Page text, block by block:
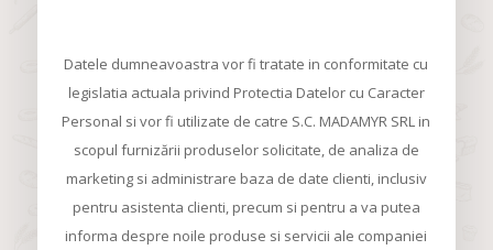
Datele dumneavoastra vor fi tratate in conformitate cu
legislatia actuala privind Protectia Datelor cu Caracter
Personal si vor fi utilizate de catre S.C. MADAMYR SRL in
scopul furnizării produselor solicitate, de analiza de
marketing si administrare baza de date clienti, inclusiv
pentru asistenta clienti, precum si pentru a va putea
informa despre noile produse si servicii ale companiei